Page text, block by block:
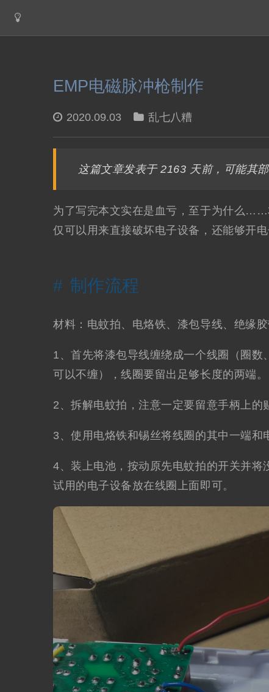
EMP电磁脉冲枪制作
2020.09.03 乱七八糟
这篇文章发表于 2163 天前，可能其
为了写完本文实在是血亏，至于为什么……
仅可以用来直接破坏电子设备，还能够开电
制作流程
材料：电蚊拍、电烙铁、漆包导线、绝缘胶
1、首先将漆包导线缠绕成一个线圈（圈
可以不缠），线圈要留出足够长度的两端。
2、拆解电蚊拍，注意一定要留意手柄上
3、使用电烙铁和锡丝将线圈的其中一端和
4、装上电池，按动原先电蚊拍的开关并
试用的电子设备放在线圈上面即可。